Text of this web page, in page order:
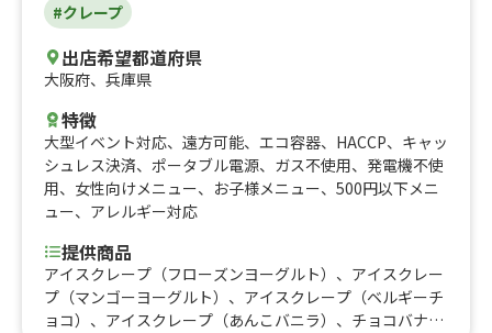
#クレープ
出店希望都道府県
大阪府、 兵庫県
特徴
大型イベント対応、 遠方可能、 エコ容器、 HACCP、 キャッ
シュレス決済、 ポータブル電源、 ガス不使用、 発電機不使
用、 女性向けメニュー、 お子様メニュー、 500円以下メニ
ュー、 アレルギー対応
提供商品
アイスクレープ（フローズンヨーグルト）、アイスクレー
プ（マンゴーヨーグルト）、アイスクレープ（ベルギーチ
ョコ）、アイスクレープ（あんこバニラ）、チョコバナ